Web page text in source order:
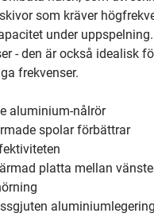
som kräver
under
- den är också idealisk
frekvenser.
aluminium-nålrör
spolar förbättrar
platta mellan